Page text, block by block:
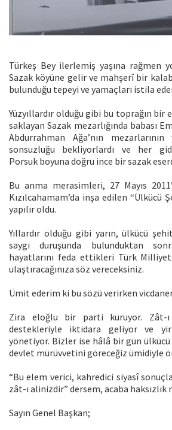
Türkeş Bey ilerlemiş yaşına rağmen
Sazak köyüne gelir ve mahşerî bir
bulunduğu tepeyi ve yamaçları istila
Yüzyıllardır olduğu gibi bu toprağın bir
saklayan Sazak mezarlığında babası
Abdurrahman Ağa’nın
sonsuzluğu bekliyorlardı ve her
Porsuk boyuna doğru ince bir sazak
Bu anma merasimleri, 27 Mayıs
Kızılcahamam’da inşa edilen “Ülkücü
yapılır oldu.
Yıllardır olduğu gibi yarın, ülkücü
saygı duruşunda bulunduktan
hayatlarını feda ettikleri Türk
ulaştıracağınıza söz vereceksiniz.
Ümit ederim ki bu sözü verirken
Zira eloğlu bir parti kuruyor. Zât-
destekleriyle iktidara geliyor ve
yönetiyor. Bizler ise hâlâ bir gün
devlet mürüvvetini göreceğiz ümidiyle
“Bu elem verici, kahredici siyasî
zât-ı alinizdir” dersem, acaba haksızlık
Sayın Genel Başkan;